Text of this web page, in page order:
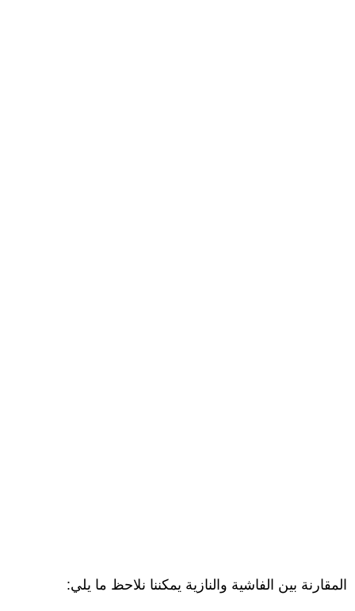
المقارنة بين الفاشية والنازية يمكننا نلاحظ ما يلي: